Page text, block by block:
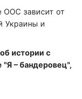
ООС зависит от
Украины и
истории с
– бандеровец",